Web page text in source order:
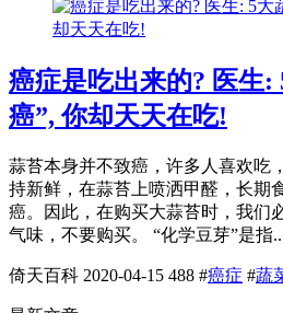
癌症是吃出来的? 医生:
癌”, 你却天天在吃!
蒜苔本身并不致癌，许多人喜欢吃
持新鲜，在蒜苔上喷洒甲醛，长期
癌。因此，在购买大蒜苔时，我们
气味，不要购买。 “化学豆芽”是指
倚天百科 2020-04-15 488 #癌症 #蔬